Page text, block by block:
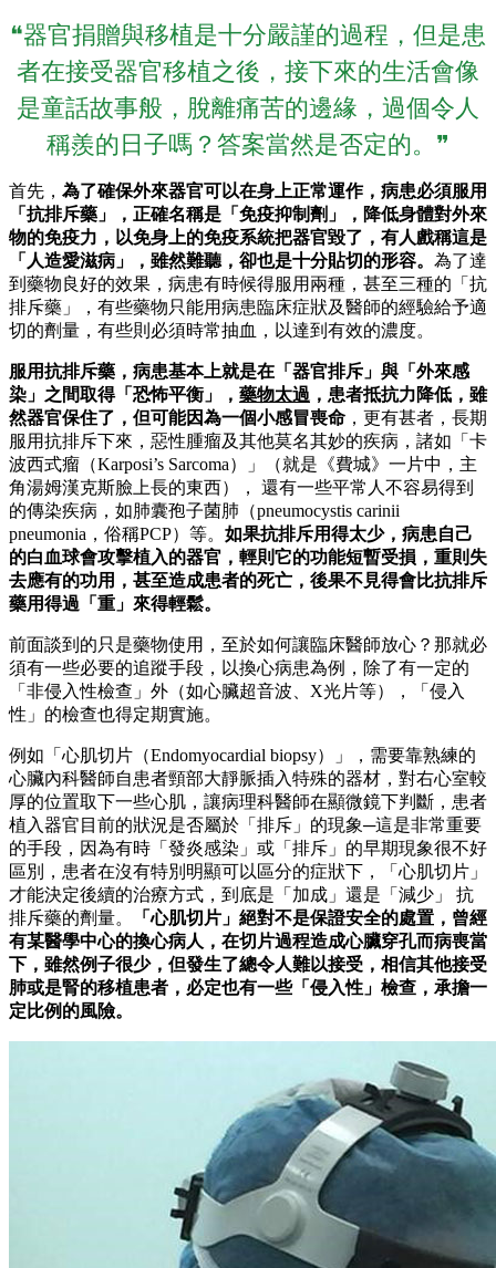
❝器官捐贈與移植是十分嚴謹的過程，但是患
者在接受器官移植之後，接下來的生活會像
是童話故事般，脫離痛苦的邊緣，過個令人
稱羨的日子嗎？答案當然是否定的。❞
首先， 為了確保外來器官可以在身上正常運作，病患必須服用
「抗排斥藥」，正確名稱是「免疫抑制劑」，降低身體對外來
物的免疫力，以免身上的免疫系統把器官毀了，有人戲稱這是
「人造愛滋病」，雖然難聽，卻也是十分貼切的形容。 為了達
到藥物良好的效果，病患有時候得服用兩種，甚至三種的「抗
排斥藥」，有些藥物只能用病患臨床症狀及醫師的經驗給予適
切的劑量，有些則必須時常抽血，以達到有效的濃度。
服用抗排斥藥，病患基本上就是在「器官排斥」與「外來感
染」之間取得「恐怖平衡」， 藥物太過 ，患者抵抗力降低，雖
然器官保住了，但可能因為一個小感冒喪命 ，更有甚者，長期
服用抗排斥下來，惡性腫瘤及其他莫名其妙的疾病，諸如「卡
波西式瘤（Karposi’s Sarcoma）」（就是《費城》一片中，主
角湯姆漢克斯臉上長的東西）， 還有一些平常人不容易得到
的傳染疾病，如肺囊孢子菌肺（pneumocystis carinii
pneumonia，俗稱PCP）等。 如果抗排斥用得太少，病患自己
的白血球會攻擊植入的器官，輕則它的功能短暫受損，重則失
去應有的功用，甚至造成患者的死亡，後果不見得會比抗排斥
藥用得過「重」來得輕鬆。
前面談到的只是藥物使用，至於如何讓臨床醫師放心？那就必
須有一些必要的追蹤手段，以換心病患為例，除了有一定的
「非侵入性檢查」外（如心臟超音波、X光片等），「侵入
性」的檢查也得定期實施。
例如「心肌切片（Endomyocardial biopsy）」，需要靠熟練的
心臟內科醫師自患者頸部大靜脈插入特殊的器材，對右心室較
厚的位置取下一些心肌，讓病理科醫師在顯微鏡下判斷，患者
植入器官目前的狀況是否屬於「排斥」的現象─這是非常重要
的手段，因為有時「發炎感染」或「排斥」的早期現象很不好
區別，患者在沒有特別明顯可以區分的症狀下，「心肌切片」
才能決定後續的治療方式，到底是「加成」還是「減少」 抗
排斥藥的劑量。
「心肌切片」絕對不是保證安全的處置，曾經
有某醫學中心的換心病人，在切片過程造成心臟穿孔而病喪當
下，雖然例子很少，但發生了總令人難以接受，相信其他接受
肺或是腎的移植患者，必定也有一些「侵入性」檢查，承擔一
定比例的風險。